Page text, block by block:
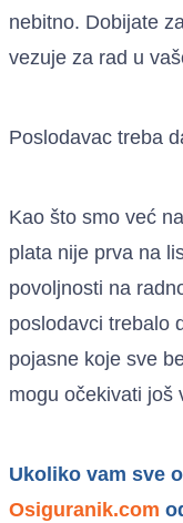
nebitno. Dobijate
vezuje za rad u
Poslodavac treba
Kao što smo već
plata nije prva na
povoljnosti na
poslodavci trebalo
pojasne koje sve
mogu očekivati još
Ukoliko vam sve
Osiguranik.com